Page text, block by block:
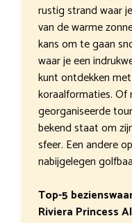
rustig strand waar
van de warme
kans om te gaan
waar je een
kunt ontdekken
koraalformaties. Of
georganiseerde
bekend staat om
sfeer. Een andere
nabijgelegen
Top-5
Riviera Princess